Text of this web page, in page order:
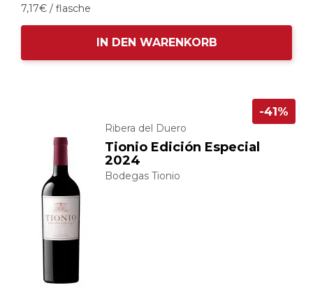
7,17€ / flasche
IN DEN WARENKORB
Ribera del Duero
Tionio Edición Especial
2024
Bodegas Tionio
-41%